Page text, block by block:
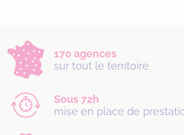
170 agences
sur tout le territoire
Sous 72h
mise en place de